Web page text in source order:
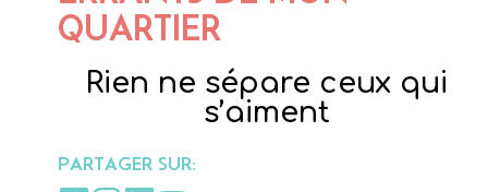
QUARTIER
Rien ne sépare ceux qui
s’aiment
PARTAGER SUR: